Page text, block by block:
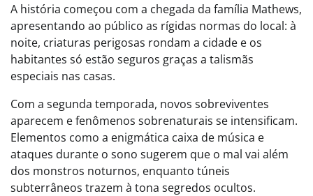
A história começou com a chegada da família Mathews,
apresentando ao público as rígidas normas do local: à
noite, criaturas perigosas rondam a cidade e os
habitantes só estão seguros graças a talismãs
especiais nas casas.
Com a segunda temporada, novos sobreviventes
aparecem e fenômenos sobrenaturais se intensificam.
Elementos como a enigmática caixa de música e
ataques durante o sono sugerem que o mal vai além
dos monstros noturnos, enquanto túneis
subterrâneos trazem à tona segredos ocultos.